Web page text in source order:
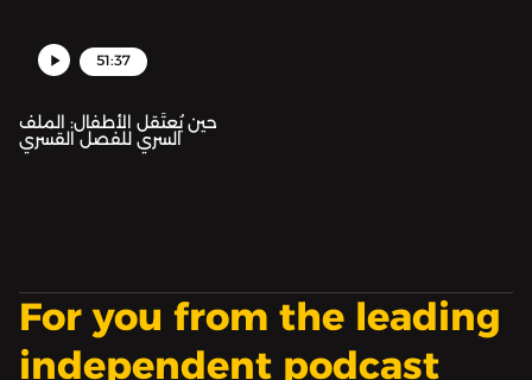
51:37
حين يُعتَقل الأطفال: الملف
السري للفصل القسري
For you from the leading
independent podcast